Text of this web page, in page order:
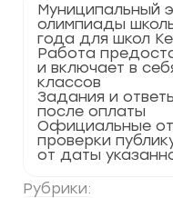
Муниципальный
олимпиады
года для школ
Работа
и включает в
классов
Задания и
после оплаты
Официальные
проверки
от даты
Рубрики:
2024
г.
Кемеровская
область
42
регион